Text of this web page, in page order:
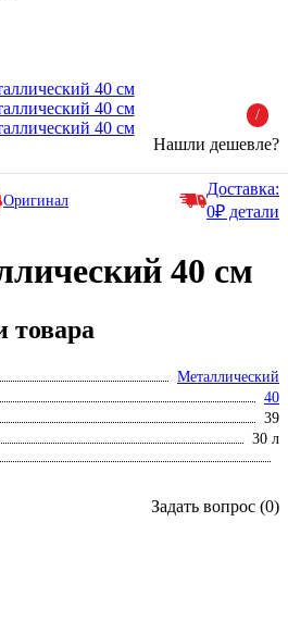
/
Нашли дешевле?
Оригинал
Доставка:
0₽ детали
40 см
товара
Металлический
40
39
30 л
Задать вопрос (0)